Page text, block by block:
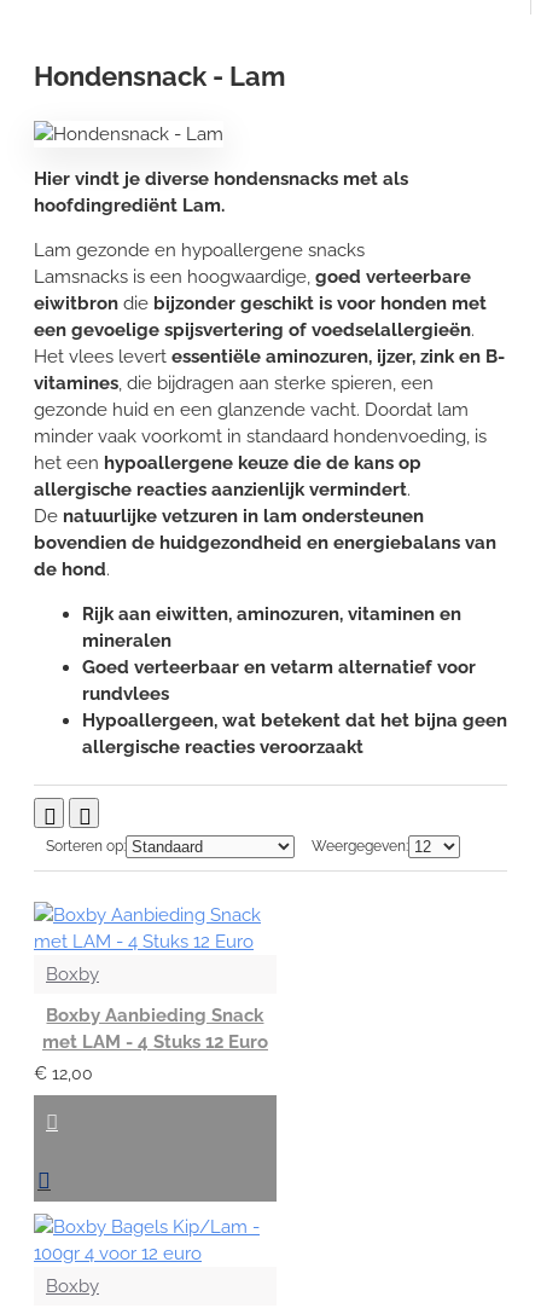
Hondensnack - Lam
Hier vindt je diverse hondensnacks met als
hoofdingrediënt Lam.
Lam gezonde en hypoallergene snacks
Lamsnacks is een hoogwaardige, goed verteerbare
eiwitbron die bijzonder geschikt is voor honden met
een gevoelige spijsvertering of voedselallergieën.
Het vlees levert essentiële aminozuren, ijzer, zink en B-
vitamines, die bijdragen aan sterke spieren, een
gezonde huid en een glanzende vacht. Doordat lam
minder vaak voorkomt in standaard hondenvoeding, is
het een hypoallergene keuze die de kans op
allergische reacties aanzienlijk vermindert.
De natuurlijke vetzuren in lam ondersteunen
bovendien de huidgezondheid en energiebalans van
de hond.
Rijk aan eiwitten, aminozuren, vitaminen en
mineralen
Goed verteerbaar en vetarm alternatief voor
rundvlees
Hypoallergeen, wat betekent dat het bijna geen
allergische reacties veroorzaakt
Sorteren op: Weergegeven:
Boxby
Boxby Aanbieding Snack
met LAM - 4 Stuks 12 Euro
€ 12,00
Boxby